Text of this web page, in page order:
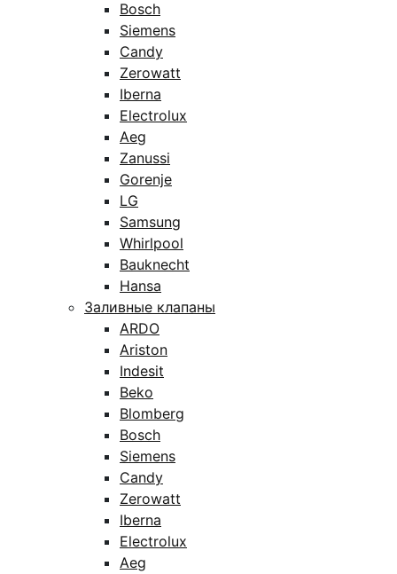
Bosch
Siemens
Candy
Zerowatt
Iberna
Electrolux
Aeg
Zanussi
Gorenje
LG
Samsung
Whirlpool
Bauknecht
Hansa
Заливные клапаны
ARDO
Ariston
Indesit
Beko
Blomberg
Bosch
Siemens
Candy
Zerowatt
Iberna
Electrolux
Aeg